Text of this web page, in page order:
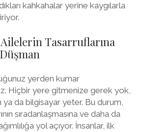
kahkahalar yerine kaygılarla
Tasarruflarına
yerden kumar
Hiçbir yere gitmenize gerek yok,
da bilgisayar yeter. Bu durum,
sıradanlaşmasına ve daha da
yol açıyor. İnsanlar, ilk